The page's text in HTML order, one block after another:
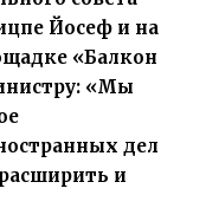
Йосеф и на
«Балкон
«Мы
дел
и